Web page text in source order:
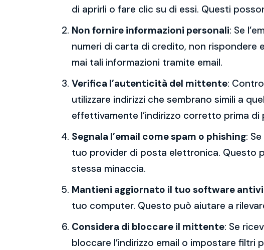
di aprirli o fare clic su di essi. Questi
Non fornire informazioni personali: Se
numeri di carta di credito, non rispondere
mai tali informazioni tramite email.
Verifica l’autenticità del mittente:
utilizzare indirizzi che sembrano simili a
effettivamente l’indirizzo corretto prima di
Segnala l’email come spam o phishing:
tuo provider di posta elettronica. Questo
stessa minaccia.
Mantieni aggiornato il tuo software
tuo computer. Questo può aiutare a
Considera di bloccare il mittente: Se
bloccare l’indirizzo email o impostare